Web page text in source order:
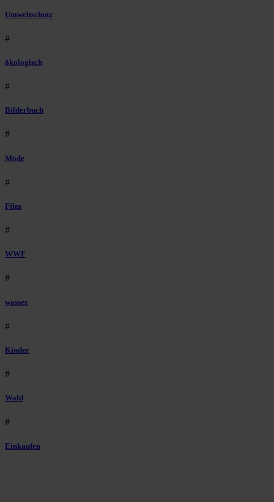
Umweltschutz
#
ökologisch
#
Bilderbuch
#
Mode
#
Film
#
WWF
#
wasser
#
Kinder
#
Wald
#
Einkaufen